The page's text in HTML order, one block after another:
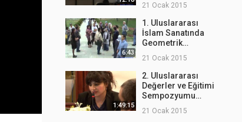
Geometrik
Desenler Çalıştayı)
21 Ocak 2015
6:43
1. Uluslararası
İslam Sanatında
Geometrik
Desenler Çalıştayı -
Edirne Gezisi
21 Ocak 2015
1:49:15
2. Uluslararası
Değerler ve Eğitimi
Sempozyumu
(7.Oturum)
21 Ocak 2015